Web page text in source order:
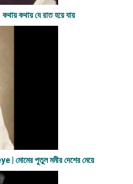
কথায় যে রাত হয়ে যায়
পুতুল মমীর দেশের মেয়ে